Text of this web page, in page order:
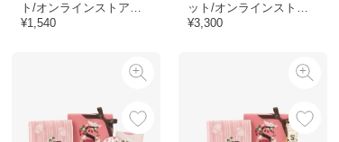
ト/オンラインストア限
定
¥1,540
ット/オンラインストア
限定
¥3,300